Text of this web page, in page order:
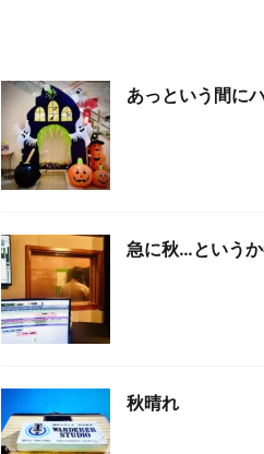
あっという間に
急に秋…という
秋晴れ